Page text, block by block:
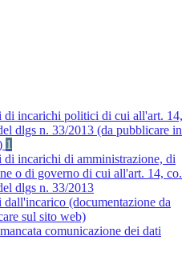
di incarichi politici di cui all'art. 14,
dlgs n. 33/2013 (da pubblicare in
1
di incarichi di amministrazione, di
o di governo di cui all'art. 14, co.
dlgs n. 33/2013
dall'incarico (documentazione da
sul sito web)
comunicazione dei dati